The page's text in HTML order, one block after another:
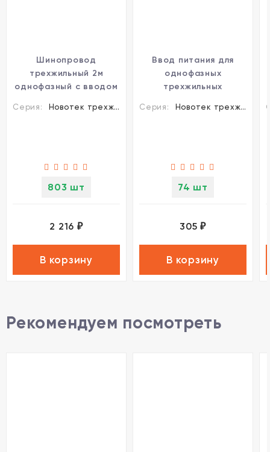
Шинопровод
трехжильный 2м
однофазный с вводом
Novotech 135003
Серия: Новотек трехжильные шинопроводы и аксессуары
803 шт
2 216 ₽
В корзину
Ввод питания для
однофазных
трехжильных
Novotech 135015
Серия: Новотек трехжильные шинопроводы и аксессуары
74 шт
305 ₽
В корзину
Рекомендуем посмотреть